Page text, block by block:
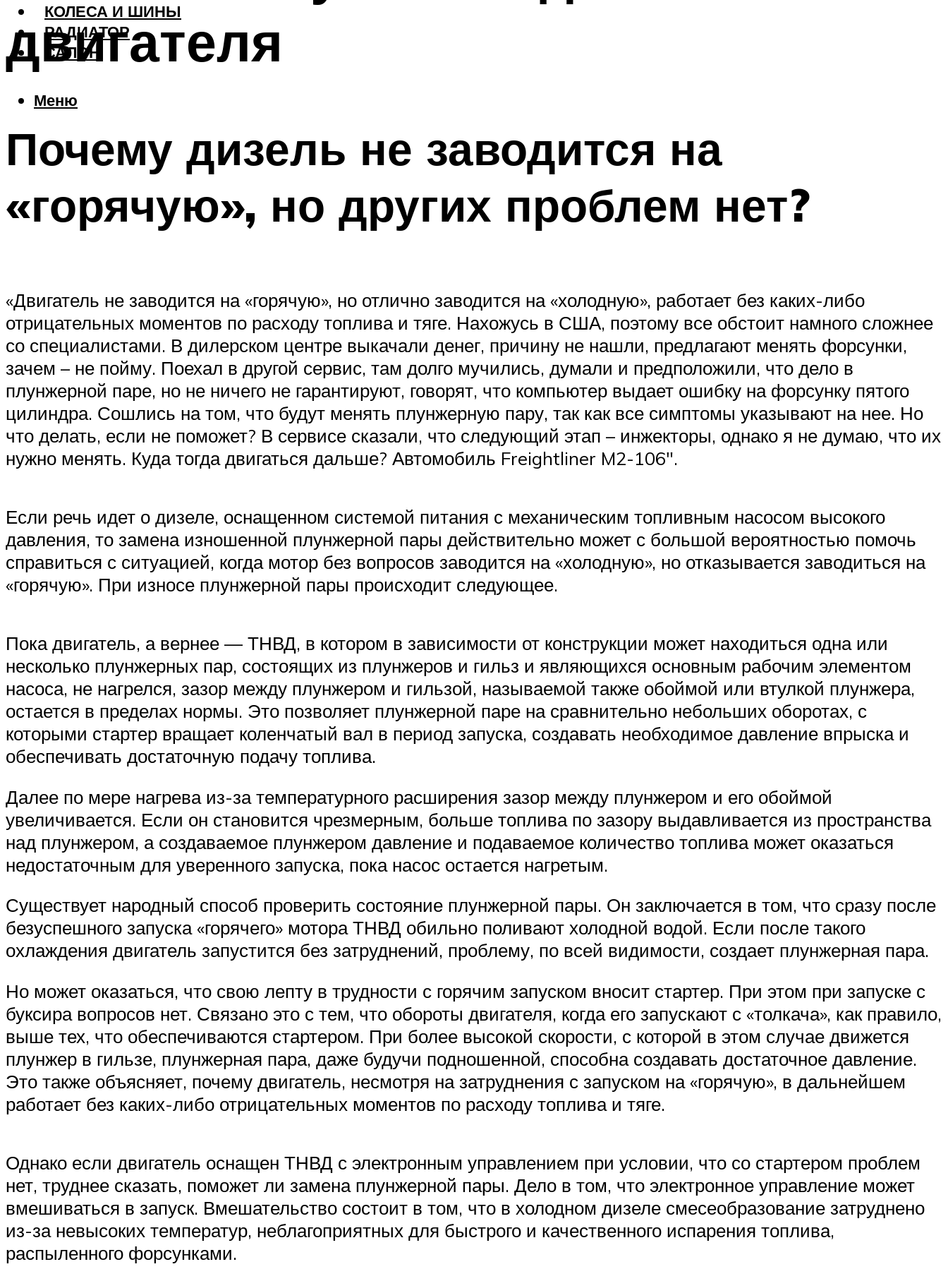
КОЛЕСА И ШИНЫ
РАДИАТОР
САЛОН
Меню
двигателя
Почему дизель не заводится на
«горячую», но других проблем нет?
«Двигатель не заводится на «горячую», но отлично заводится на «холодную», работает без каких-либо
отрицательных моментов по расходу топлива и тяге. Нахожусь в США, поэтому все обстоит намного сложнее
со специалистами. В дилерском центре выкачали денег, причину не нашли, предлагают менять форсунки,
зачем – не пойму. Поехал в другой сервис, там долго мучились, думали и предположили, что дело в
плунжерной паре, но не ничего не гарантируют, говорят, что компьютер выдает ошибку на форсунку пятого
цилиндра. Сошлись на том, что будут менять плунжерную пару, так как все симптомы указывают на нее. Но
что делать, если не поможет? В сервисе сказали, что следующий этап – инжекторы, однако я не думаю, что их
нужно менять. Куда тогда двигаться дальше? Автомобиль Freightliner M2-106″.
Если речь идет о дизеле, оснащенном системой питания с механическим топливным насосом высокого
давления, то замена изношенной плунжерной пары действительно может с большой вероятностью помочь
справиться с ситуацией, когда мотор без вопросов заводится на «холодную», но отказывается заводиться на
«горячую». При износе плунжерной пары происходит следующее.
Пока двигатель, а вернее — ТНВД, в котором в зависимости от конструкции может находиться одна или
несколько плунжерных пар, состоящих из плунжеров и гильз и являющихся основным рабочим элементом
насоса, не нагрелся, зазор между плунжером и гильзой, называемой также обоймой или втулкой плунжера,
остается в пределах нормы. Это позволяет плунжерной паре на сравнительно небольших оборотах, с
которыми стартер вращает коленчатый вал в период запуска, создавать необходимое давление впрыска и
обеспечивать достаточную подачу топлива.
Далее по мере нагрева из-за температурного расширения зазор между плунжером и его обоймой
увеличивается. Если он становится чрезмерным, больше топлива по зазору выдавливается из пространства
над плунжером, а создаваемое плунжером давление и подаваемое количество топлива может оказаться
недостаточным для уверенного запуска, пока насос остается нагретым.
Существует народный способ проверить состояние плунжерной пары. Он заключается в том, что сразу после
безуспешного запуска «горячего» мотора ТНВД обильно поливают холодной водой. Если после такого
охлаждения двигатель запустится без затруднений, проблему, по всей видимости, создает плунжерная пара.
Но может оказаться, что свою лепту в трудности с горячим запуском вносит стартер. При этом при запуске с
буксира вопросов нет. Связано это с тем, что обороты двигателя, когда его запускают с «толкача», как правило,
выше тех, что обеспечиваются стартером. При более высокой скорости, с которой в этом случае движется
плунжер в гильзе, плунжерная пара, даже будучи подношенной, способна создавать достаточное давление.
Это также объясняет, почему двигатель, несмотря на затруднения с запуском на «горячую», в дальнейшем
работает без каких-либо отрицательных моментов по расходу топлива и тяге.
Однако если двигатель оснащен ТНВД с электронным управлением при условии, что со стартером проблем
нет, труднее сказать, поможет ли замена плунжерной пары. Дело в том, что электронное управление может
вмешиваться в запуск. Вмешательство состоит в том, что в холодном дизеле смесеобразование затруднено
из-за невысоких температур, неблагоприятных для быстрого и качественного испарения топлива,
распыленного форсунками.